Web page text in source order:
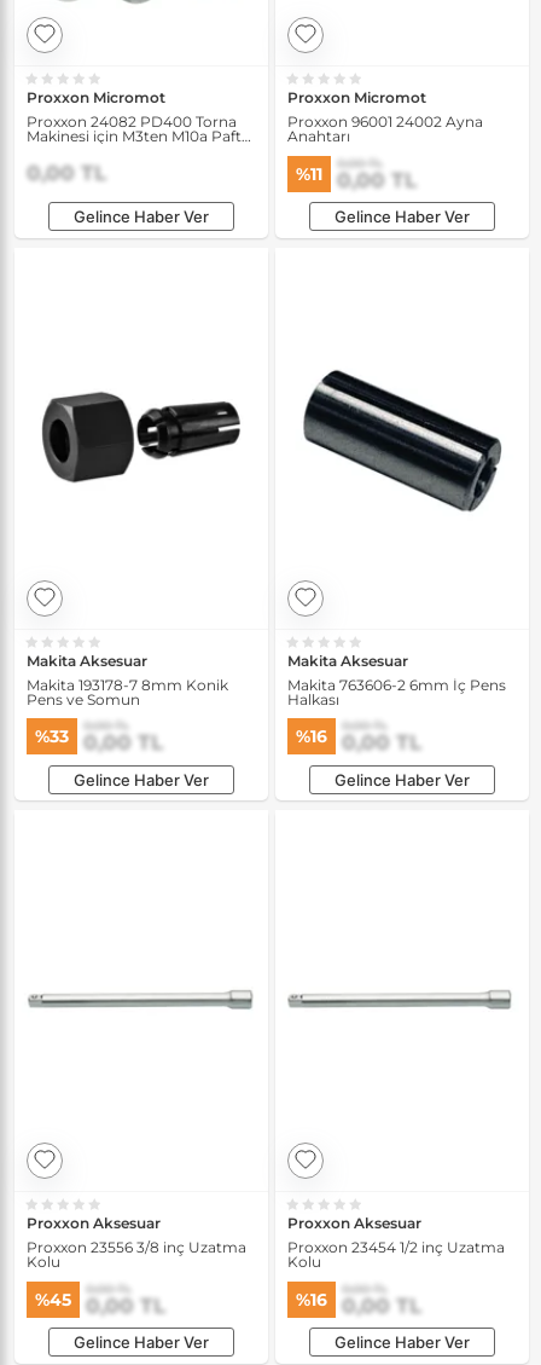
Proxxon Micromot
Proxxon 24082 PD400 Torna
Makinesi için M3ten M10a Pafta
0,00 TL
Gelince Haber Ver
Proxxon Micromot
Proxxon 96001 24002 Ayna
Anahtarı
%11 0,00 TL
0,00 TL
Gelince Haber Ver
Makita Aksesuar
Makita 193178-7 8mm Konik
Pens ve Somun
%33 0,00 TL
0,00 TL
Gelince Haber Ver
Makita Aksesuar
Makita 763606-2 6mm İç Pens
Halkası
%16 0,00 TL
0,00 TL
Gelince Haber Ver
Proxxon Aksesuar
Proxxon 23556 3/8 inç Uzatma
Kolu
%45 0,00 TL
0,00 TL
Gelince Haber Ver
Proxxon Aksesuar
Proxxon 23454 1/2 inç Uzatma
Kolu
%16 0,00 TL
0,00 TL
Gelince Haber Ver